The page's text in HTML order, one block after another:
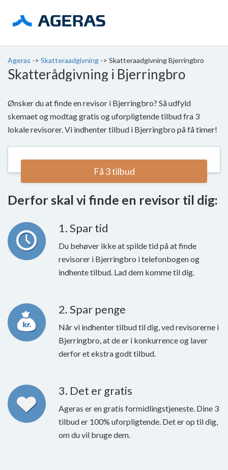
Ageras -> Skatteraadgivning -> Skatteraadgivning Bjerringbro
Skatterådgivning i Bjerringbro
Ønsker du at finde en revisor i Bjerringbro? Så udfyld
skemaet og modtag gratis og uforpligtende tilbud fra 3
lokale revisorer. Vi indhenter tilbud i Bjerringbro på få timer!
Få 3 tilbud
Derfor skal vi finde en revisor til dig:
1. Spar tid
Du behøver ikke at spilde tid på at finde
revisorer i Bjerringbro i telefonbogen og
indhente tilbud. Lad dem komme til dig.
2. Spar penge
Når vi indhenter tilbud til dig, ved revisorerne i
Bjerringbro, at de er i konkurrence og laver
derfor et ekstra godt tilbud.
3. Det er gratis
Ageras er en gratis formidlingstjeneste. Dine 3
tilbud er 100% uforpligtende. Det er op til dig,
om du vil bruge dem.